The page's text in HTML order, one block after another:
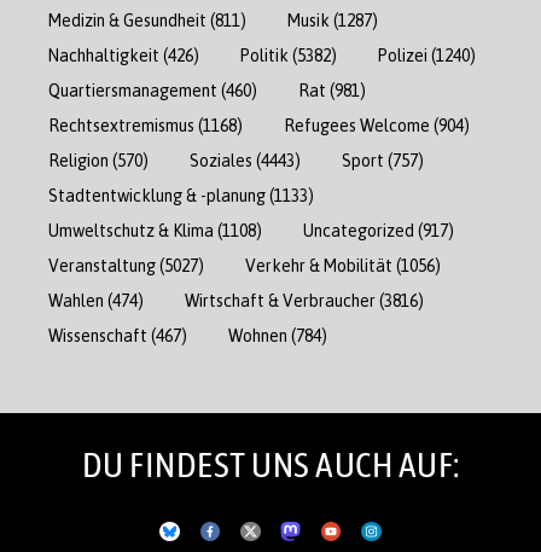
Medizin & Gesundheit (811) Musik (1287)
Nachhaltigkeit (426) Politik (5382) Polizei (1240)
Quartiersmanagement (460) Rat (981)
Rechtsextremismus (1168) Refugees Welcome (904)
Religion (570) Soziales (4443) Sport (757)
Stadtentwicklung & -planung(1133)
Umweltschutz & Klima (1108) Uncategorized (917)
Veranstaltung(5027) Verkehr & Mobilität (1056)
Wahlen (474) Wirtschaft & Verbraucher(3816)
Wissenschaft (467) Wohnen (784)
DU FINDEST UNS AUCH AUF: